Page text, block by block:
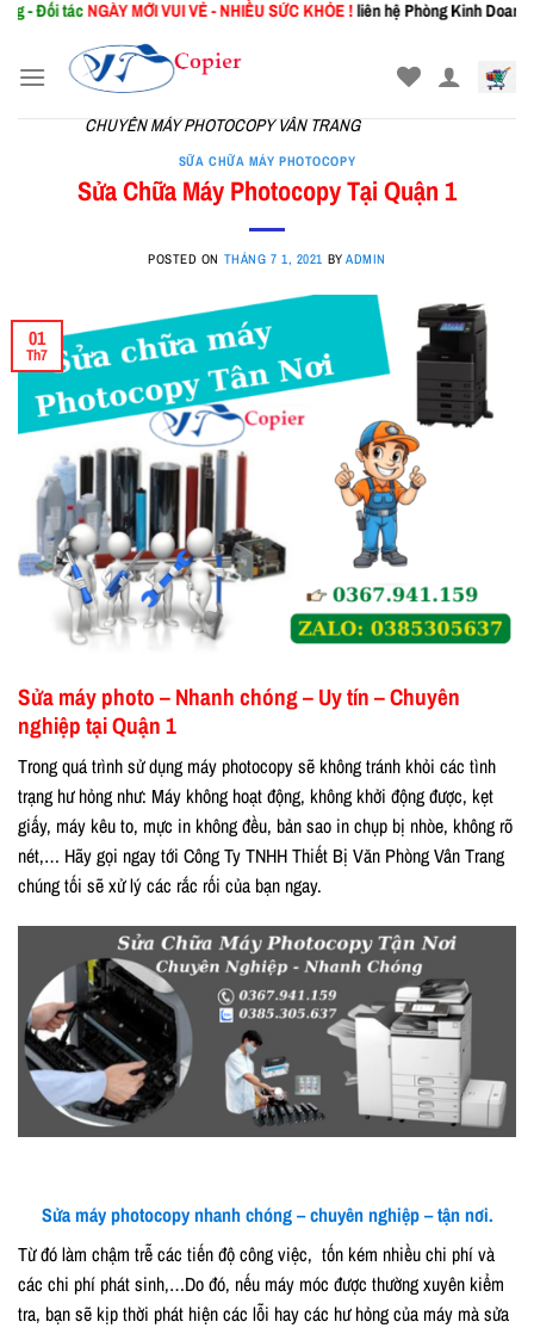
Skip
content
NGÀY MỚIVUI VẺ - NHIỀU SỨC KHỎE !liên hệ Phòng Kinh Doanh:
CHUYÊN MÁY PHOTOCOPY VÂN TRANG
SỮA CHỮA MÁY PHOTOCOPY
Sửa Chữa Máy Photocopy Tại Quận 1
POSTED ON THÁNG 7 1, 2021 BYADMIN
01
Th7
Sửa máy photo – Nhanh chóng – Uy tín – Chuyên
nghiệp tại Quận 1
Trong quá trình sử dụng máy photocopy sẽ không tránh khỏi các tình
trạng hư hỏng như: Máy không hoạt động, không khởi động được, kẹt
giấy, máy kêu to, mực in không đều, bản sao in chụp bị nhòe, không rõ
nét,… Hãy gọi ngay tới Công Ty TNHH Thiết Bị Văn Phòng Vân Trang
chúng tối sẽ xử lý các rắc rối của bạn ngay.
Sửa máy photocopy nhanh chóng – chuyên nghiệp – tận nơi.
Từ đó làm chậm trễ các tiến độ công việc, tốn kém nhiều chi phí và
các chi phí phát sinh,…Do đó, nếu máy móc được thường xuyên kiểm
tra, bạn sẽ kịp thời phát hiện các lỗi hay các hư hỏng của máy mà sửa